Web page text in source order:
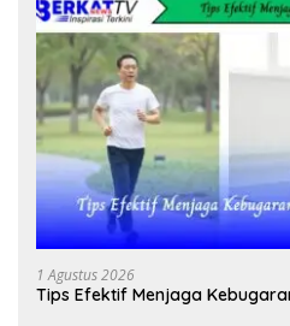
1 Agustus 2026
Tips Efektif Menjaga